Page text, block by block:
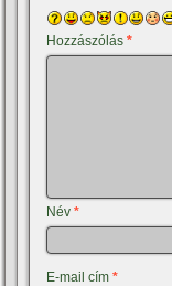
Hozzászólás*
Név*
E-mail cím*